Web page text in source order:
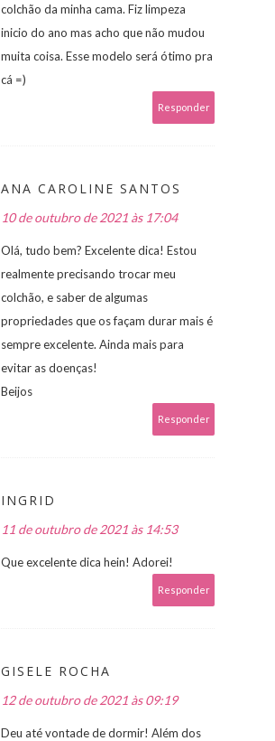
colchão da minha cama. Fiz limpeza
inicio do ano mas acho que não mudou
muita coisa. Esse modelo será ótimo pra
cá =)
Responder
ANA CAROLINE SANTOS
10 de outubro de 2021 às 17:04
Olá, tudo bem? Excelente dica! Estou
realmente precisando trocar meu
colchão, e saber de algumas
propriedades que os façam durar mais é
sempre excelente. Ainda mais para
evitar as doenças!
Beijos
Responder
INGRID
11 de outubro de 2021 às 14:53
Que excelente dica hein! Adorei!
Responder
GISELE ROCHA
12 de outubro de 2021 às 09:19
Deu até vontade de dormir! Além dos